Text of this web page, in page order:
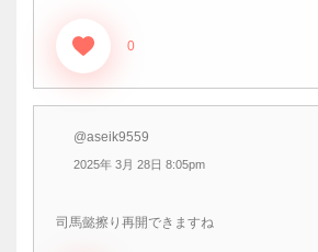
0
@aseik9559
2025年 3月 28日 8:05pm
司馬懿擦り再開できますね